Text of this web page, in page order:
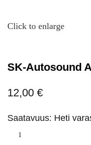
Click to enlarge
SK-Autosound
12,00 €
Saatavuus: Heti